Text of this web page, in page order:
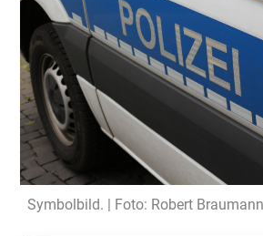
Symbolbild. | Foto: Robert Braumann